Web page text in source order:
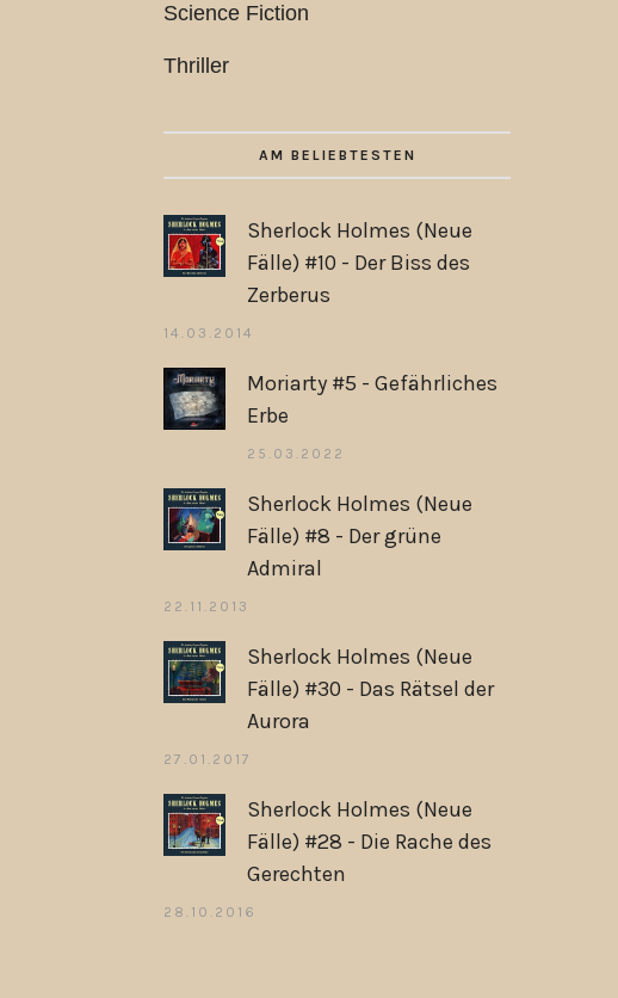
Science Fiction
Thriller
AM BELIEBTESTEN
Sherlock Holmes (Neue
Fälle) #10 - Der Biss des
Zerberus
14.03.2014
Moriarty #5 - Gefährliches
Erbe
25.03.2022
Sherlock Holmes (Neue
Fälle) #8 - Der grüne
Admiral
22.11.2013
Sherlock Holmes (Neue
Fälle) #30 - Das Rätsel der
Aurora
27.01.2017
Sherlock Holmes (Neue
Fälle) #28 - Die Rache des
Gerechten
28.10.2016